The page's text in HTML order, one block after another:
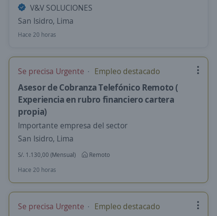
V&V SOLUCIONES
San Isidro, Lima
Hace 20 horas
Se precisa Urgente Empleo destacado
Asesor de Cobranza Telefónico Remoto (
Experiencia en rubro financiero cartera
propia)
Importante empresa del sector
San Isidro, Lima
S/. 1.130,00 (Mensual)
Remoto
Hace 20 horas
Se precisa Urgente Empleo destacado